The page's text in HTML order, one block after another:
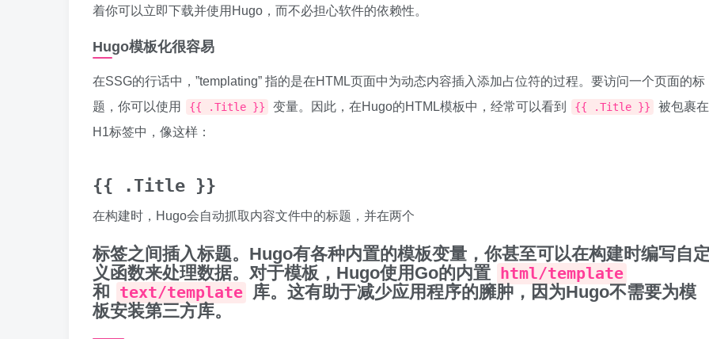
着你可以立即下载并使用Hugo，而不必担心软件的依赖性。
Hugo模板化很容易
在SSG的行话中，”templating” 指的是在HTML页面中为动态内容插入添加占位符的过程。要访问一个页面的标
题，你可以使用
{{ .Title }} 变量。因此，在Hugo的HTML模板中，经常可以看到 {{ .Title }}
被包裹在
H1标签中，像这样：
{{ .Title }}
在构建时，Hugo会自动抓取内容文件中的标题，并在两个
标签之间插入标题。Hugo有各种内置的模板变量，你甚至可以在构建时编写自
义函数来处理数据。对于模板，Hugo使用Go的内置
html/template
和 text/template
库。这有助于减少应用程序的臃肿，因为Hugo不需要为模
板安装第三方库。